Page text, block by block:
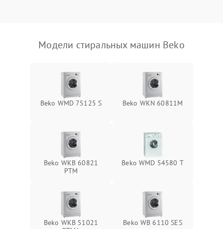
Модели стиральных машин Beko
Beko WMD 75125 S Beko WKN 60811M
Beko WKB 60821
PTМ
Beko WMD 54580 T
Beko WKB 51021
Beko WB 6110 SES